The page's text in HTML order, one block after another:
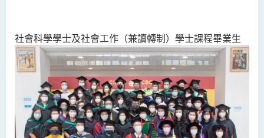
社會科學學士及社會工作（兼讀轉制）學士課程畢業生